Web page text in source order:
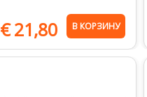
€21,80 В КОРЗИНУ